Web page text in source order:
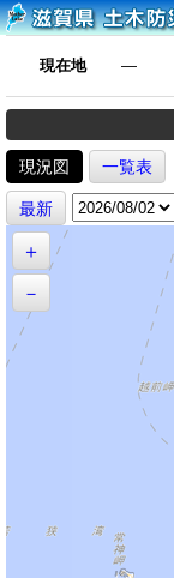
現在地 ―
現況図 一覧表
最新
＋
－